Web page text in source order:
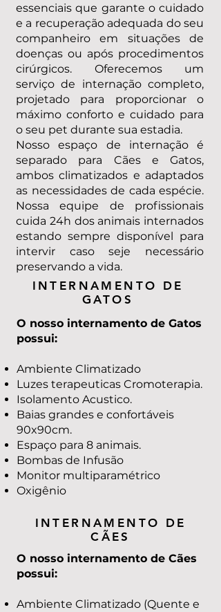
essenciais que garante o cuidado
e a recuperação adequada do seu
companheiro em situações de
doenças ou após procedimentos
cirúrgicos. Oferecemos um
serviço de internação completo,
projetado para proporcionar o
máximo conforto e cuidado para
o seu pet durante sua estadia.
Nosso espaço de internação é
separado para Cães e Gatos,
ambos climatizados e adaptados
as necessidades de cada espécie.
Nossa equipe de profissionais
cuida 24h dos animais internados
estando sempre disponível para
intervir caso seje necessário
preservando a vida.
INTERNAMENTO DE
GATOS
O nosso internamento de Gatos
possui:
Ambiente Climatizado
Luzes terapeuticas Cromoterapia.
Isolamento Acustico.
Baias grandes e confortáveis
90x90cm.
Espaço para 8 animais.
Bombas de Infusão
Monitor multiparamétrico
Oxigênio
INTERNAMENTO DE
CÃES
O nosso internamento de Cães
possui:
Ambiente Climatizado (Quente e